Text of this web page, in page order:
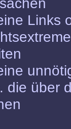
Links
die über